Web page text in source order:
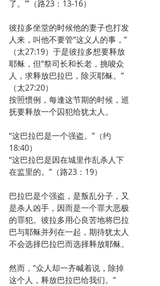
了。’”（路23：13-16）
彼拉多坐堂的时候他的妻子也打发
人来，叫他不要管“这义人的事，”
（太27:19）于是彼拉多想要释放
耶稣，但“祭司长和长老，挑唆众
人，求释放巴拉巴，除灭耶稣。”
（太27:20）
按照惯例，每逢这节期的时候，巡
抚要释放一个囚犯给犹太人。
“这巴拉巴是一个强盗。”（约
18:40）
“这巴拉巴是因在城里作乱杀人下
在监里的。”（路23：19）
巴拉巴是个强盗，是叛乱分子，又
是杀人凶手，因而是一个罪大恶极
的罪犯。彼拉多用心良苦地将巴拉
巴与耶稣并列在一起，期待犹太人
不会选择巴拉巴而选择释放耶稣。
然而，“众人却一齐喊着说，除掉
这个人，释放巴拉巴给我们。”